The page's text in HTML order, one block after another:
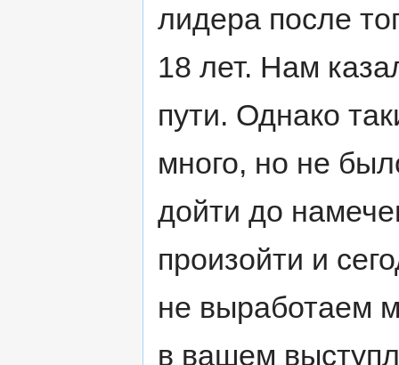
лидера после
18 лет. Нам
пути. Однако
много, но не
дойти до
произойти и
не выработаем
в вашем